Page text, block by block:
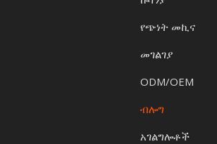
የጭነት መኪና
መገልገያ
ODM/OEM
ብሎግ
አገልግሎቶች